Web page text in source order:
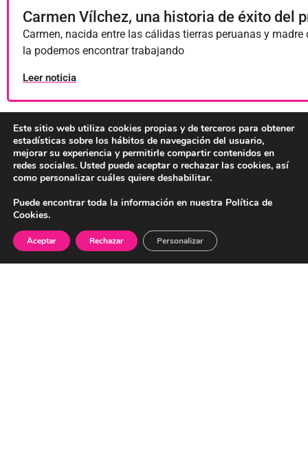
Carmen Vílchez, una historia de éxito del
Carmen, nacida entre las cálidas tierras peruanas y
la podemos encontrar trabajando
Leer noticia
4 de diciembre de 2023
Actualidad Educación
Este sitio web utiliza cookies propias y de terceros para obtener
estadísticas sobre los hábitos de navegación del usuario,
mejorar su experiencia y permitirle compartir contenidos en
redes sociales. Usted puede aceptar o rechazar las cookies, así
como personalizar cuáles quiere deshabilitar.
Puede encontrar toda la información en nuestra Política de
Cookies.
Aceptar Rechazar Personalizar